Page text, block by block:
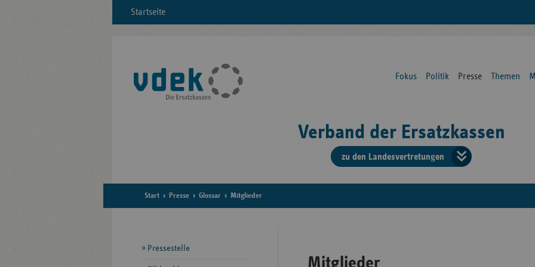
Startseite
Fokus Politik Presse Themen
Verband der Ersatzkassen
zu den Landesvertretungen
der
Start Presse Glossar Mitglieder
Mitglieder
Seitennavigation
Pressestelle